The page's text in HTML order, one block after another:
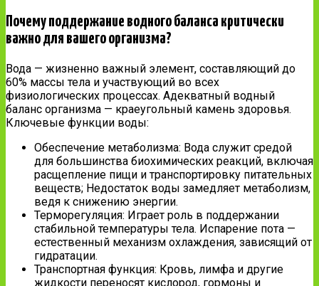
Почему поддержание водного баланса критически
важно для вашего организма?
Вода — жизненно важный элемент, составляющий до
60% массы тела и участвующий во всех
физиологических процессах. Адекватный водный
баланс организма — краеугольный камень здоровья.
Ключевые функции воды:
Обеспечение метаболизма: Вода служит средой
для большинства биохимических реакций, включая
расщепление пищи и транспортировку питательных
веществ; Недостаток воды замедляет метаболизм,
ведя к снижению энергии.
Терморегуляция: Играет роль в поддержании
стабильной температуры тела. Испарение пота —
естественный механизм охлаждения, зависящий от
гидратации.
Транспортная функция: Кровь, лимфа и другие
жидкости переносят кислород, гормоны и